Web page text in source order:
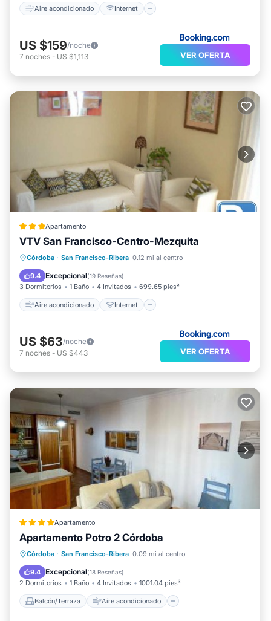
Aire acondicionado Internet
US $159/noche
7 noches - US $1,113 VER OFERTA
Apartamento
VTV San Francisco-Centro-Mezquita
Córdoba · San Francisco-Ribera 0.12 mi al centro
9.4 Excepcional(19 Reseñas)
3 Dormitorios 1 Baño 4 Invitados 699.65 pies²
Aire acondicionado Internet
Aire acondicionado
Internet
Apto para niños
US $63/noche
7 noches - US $443 VER OFERTA
Apartamento
Apartamento Potro 2 Córdoba
Córdoba · San Francisco-Ribera 0.09 mi al centro
9.4 Excepcional(18 Reseñas)
2 Dormitorios 1 Baño 4 Invitados 1001.04 pies²
Balcón/Terraza Aire acondicionado
Balcón/Terraza
Aire acondicionado
Internet
Apto para niños